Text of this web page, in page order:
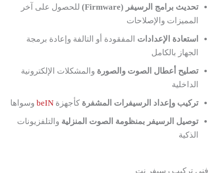
تحديث برامج الرسيفر (Firmware)
للحصول على آخر
المميزات والإصلاحات
استعادة الإعدادات المفقودة أو التالفة وإعادة برمجة
الجهاز بالكامل
تصليح أعطال الصوت والصورة والمشكلات الإلكترونية
الداخلية
تركيب وإعداد الرسيفرات المشفرة كأجهزة beIN وسواها
توصيل الرسيفر بمنظومة الصوت المنزلية والتلفزيونات
الذكية
فني تركيب رسيفر نت